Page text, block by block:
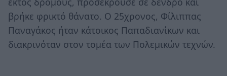
βρήκε φρικτό θάνατο. Ο 25χρονος, Φίλιππας
Παναγάκος ήταν κάτοικος Παπαδιανίκων και
διακρινόταν στον τομέα των Πολεμικών τεχνών.